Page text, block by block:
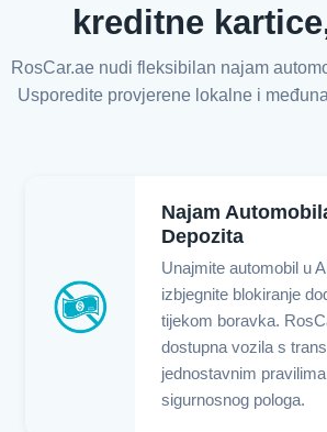
kreditne
RosCar.ae nudi fleksibilan najam
Usporedite provjerene lokalne i
Najam
Depozita
Unajmite automobil u
izbjegnite blokiranje
tijekom boravka.
dostupna vozila s
jednostavnim
sigurnosnog pologa.